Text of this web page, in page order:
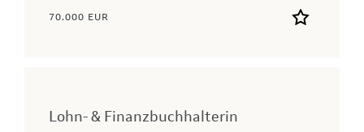
70.000 EUR
Lohn- & Finanzbuchhalterin